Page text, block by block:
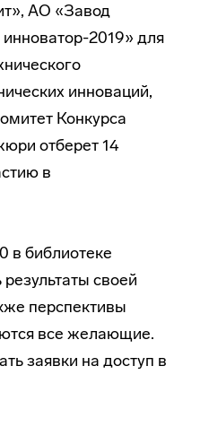
АО «Завод
2019» для
инноваций,
Конкурса
отберет 14
в
в библиотеке
своей
перспективы
все желающие.
заявки на доступ в